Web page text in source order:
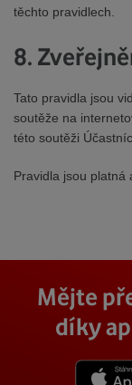
těchto pravidlech.
8.
Tato pravidla jsou
soutěže na
této soutěži
Pravidla jsou platná
Mějte
díky